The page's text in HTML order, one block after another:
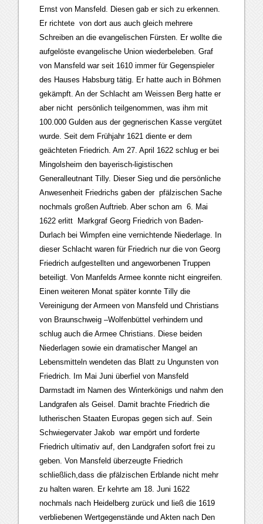
Ernst von Mansfeld. Diesen gab er sich zu erkennen.
Er richtete von dort aus auch gleich mehrere
Schreiben an die evangelischen Fürsten. Er wollte die
aufgelöste evangelische Union wiederbeleben. Graf
von Mansfeld war seit 1610 immer für Gegenspieler
des Hauses Habsburg tätig. Er hatte auch in Böhmen
gekämpft. An der Schlacht am Weissen Berg hatte er
aber nicht persönlich teilgenommen, was ihm mit
100.000 Gulden aus der gegnerischen Kasse vergütet
wurde. Seit dem Frühjahr 1621 diente er dem
geächteten Friedrich. Am 27. April 1622 schlug er bei
Mingolsheim den bayerisch-ligistischen
Generalleutnant Tilly. Dieser Sieg und die persönliche
Anwesenheit Friedrichs gaben der pfälzischen Sache
nochmals großen Auftrieb. Aber schon am 6. Mai
1622 erlitt Markgraf Georg Friedrich von Baden-
Durlach bei Wimpfen eine vernichtende Niederlage. In
dieser Schlacht waren für Friedrich nur die von Georg
Friedrich aufgestellten und angeworbenen Truppen
beteiligt. Von Manfelds Armee konnte nicht eingreifen.
Einen weiteren Monat später konnte Tilly die
Vereinigung der Armeen von Mansfeld und Christians
von Braunschweig –Wolfenbüttel verhindern und
schlug auch die Armee Christians. Diese beiden
Niederlagen sowie ein dramatischer Mangel an
Lebensmitteln wendeten das Blatt zu Ungunsten von
Friedrich. Im Mai Juni überfiel von Mansfeld
Darmstadt im Namen des Winterkönigs und nahm den
Landgrafen als Geisel. Damit brachte Friedrich die
lutherischen Staaten Europas gegen sich auf. Sein
Schwiegervater Jakob war empört und forderte
Friedrich ultimativ auf, den Landgrafen sofort frei zu
geben. Von Mansfeld überzeugte Friedrich
schließlich,dass die pfälzischen Erblande nicht mehr
zu halten waren. Er kehrte am 18. Juni 1622
nochmals nach Heidelberg zurück und ließ die 1619
verbliebenen Wertgegenstände und Akten nach Den